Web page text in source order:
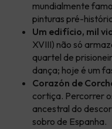
mundialmente
pinturas pré-
Um edifício, mil
XVIII) não só
quartel de
dança; hoje é um
Corazón de
cortiça. Percorrer
ancestral do
sobro de Espanha.